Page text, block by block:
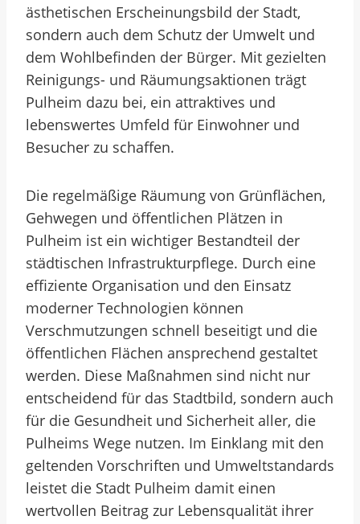
ästhetischen Erscheinungsbild der Stadt,
sondern auch dem Schutz der Umwelt und
dem Wohlbefinden der Bürger. Mit gezielten
Reinigungs- und Räumungsaktionen trägt
Pulheim dazu bei, ein attraktives und
lebenswertes Umfeld für Einwohner und
Besucher zu schaffen.
Die regelmäßige Räumung von Grünflächen,
Gehwegen und öffentlichen Plätzen in
Pulheim ist ein wichtiger Bestandteil der
städtischen Infrastrukturpflege. Durch eine
effiziente Organisation und den Einsatz
moderner Technologien können
Verschmutzungen schnell beseitigt und die
öffentlichen Flächen ansprechend gestaltet
werden. Diese Maßnahmen sind nicht nur
entscheidend für das Stadtbild, sondern auch
für die Gesundheit und Sicherheit aller, die
Pulheims Wege nutzen. Im Einklang mit den
geltenden Vorschriften und Umweltstandards
leistet die Stadt Pulheim damit einen
wertvollen Beitrag zur Lebensqualität ihrer